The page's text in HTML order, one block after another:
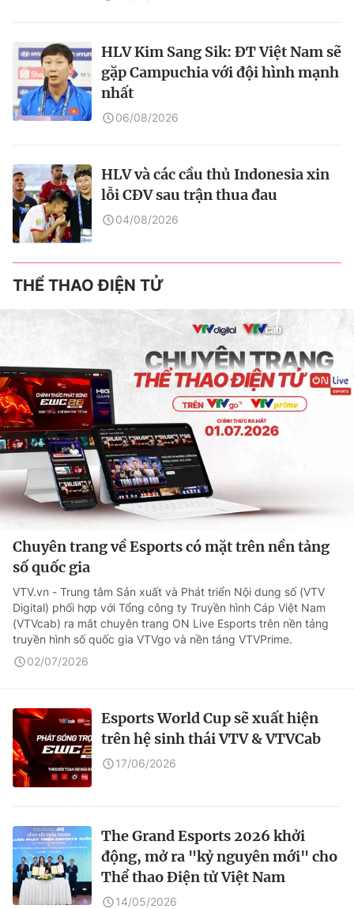
HLV Kim Sang Sik: ĐT Việt Nam sẽ
gặp Campuchia với đội hình mạnh
nhất
06/08/2026
HLV và các cầu thủ Indonesia xin
lỗi CĐV sau trận thua đau
04/08/2026
THỂ THAO ĐIỆN TỬ
Chuyên trang về Esports có mặt trên nền tảng
số quốc gia
VTV.vn - Trung tâm Sản xuất và Phát triển Nội dung số (VTV
Digital) phối hợp với Tổng công ty Truyền hình Cáp Việt Nam
(VTVcab) ra mắt chuyên trang ON Live Esports trên nền tảng
truyền hình số quốc gia VTVgo và nền tảng VTVPrime.
02/07/2026
Esports World Cup sẽ xuất hiện
trên hệ sinh thái VTV & VTVCab
17/06/2026
The Grand Esports 2026 khởi
động, mở ra "kỷ nguyên mới" cho
Thể thao Điện tử Việt Nam
14/05/2026